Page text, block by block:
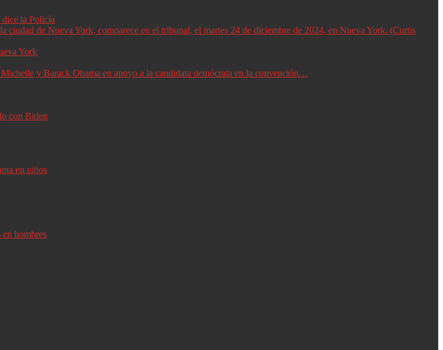
dice la Policía
York
y Barack Obama en apoyo a la candidata demócrata en la convención…
con Biden
en niños
hombres